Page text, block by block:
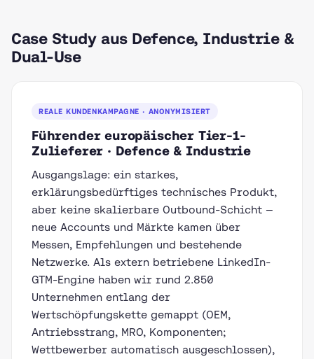
Case Study aus Defence, Industrie &
Dual-Use
REALE KUNDENKAMPAGNE · ANONYMISIERT
Führender europäischer Tier-1-
Zulieferer · Defence & Industrie
Ausgangslage: ein starkes,
erklärungsbedürftiges technisches Produkt,
aber keine skalierbare Outbound-Schicht —
neue Accounts und Märkte kamen über
Messen, Empfehlungen und bestehende
Netzwerke. Als extern betriebene LinkedIn-
GTM-Engine haben wir rund 2.850
Unternehmen entlang der
Wertschöpfungskette gemappt (OEM,
Antriebsstrang, MRO, Komponenten;
Wettbewerber automatisch ausgeschlossen),